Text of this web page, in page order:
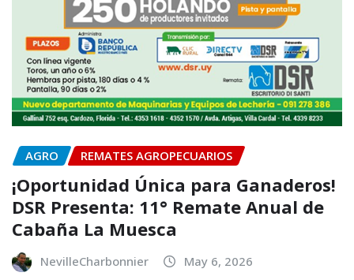
AGRO REMATES AGROPECUARIOS
¡Oportunidad Única para Ganaderos!
DSR Presenta: 11° Remate Anual de
Cabaña La Muesca
NevilleCharbonnier May 6, 2026